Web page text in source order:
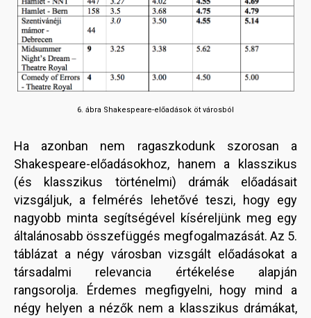
6. ábra Shakespeare-előadások öt városból
Ha azonban nem ragaszkodunk szorosan a
Shakespeare-előadásokhoz, hanem a klasszikus
(és klasszikus történelmi) drámák előadásait
vizsgáljuk, a felmérés lehetővé teszi, hogy egy
nagyobb minta segítségével kíséreljünk meg egy
általánosabb összefüggés megfogalmazását. Az 5.
táblázat a négy városban vizsgált előadásokat a
társadalmi relevancia értékelése alapján
rangsorolja. Érdemes megfigyelni, hogy mind a
négy helyen a nézők nem a klasszikus drámákat,